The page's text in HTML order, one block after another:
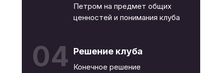
Петром на предмет общих
ценностей и понимания клуба
04 Решение клуба
Конечное решение